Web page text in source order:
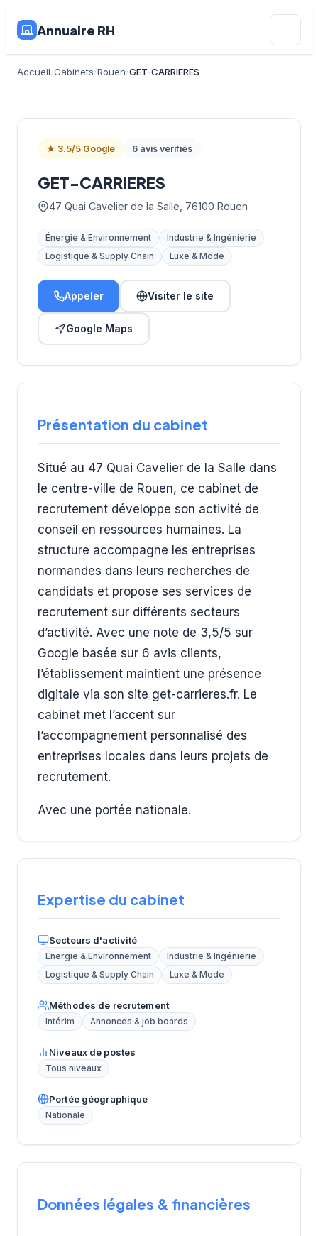
Annuaire RH
Accueil Cabinets Rouen GET-CARRIERES
★ 3.5/5 Google 6 avis vérifiés
GET-CARRIERES
47 Quai Cavelier de la Salle, 76100 Rouen
Énergie & Environnement
Industrie & Ingénierie
Logistique & Supply Chain
Luxe & Mode
Appeler Visiter le site
Google Maps
Présentation du cabinet
Situé au 47 Quai Cavelier de la Salle dans
le centre-ville de Rouen, ce cabinet de
recrutement développe son activité de
conseil en ressources humaines. La
structure accompagne les entreprises
normandes dans leurs recherches de
candidats et propose ses services de
recrutement sur différents secteurs
d’activité. Avec une note de 3,5/5 sur
Google basée sur 6 avis clients,
l’établissement maintient une présence
digitale via son site get-carrieres.fr. Le
cabinet met l’accent sur
l’accompagnement personnalisé des
entreprises locales dans leurs projets de
recrutement.
Avec une portée nationale.
Expertise du cabinet
Secteurs d'activité
Énergie & Environnement
Industrie & Ingénierie
Logistique & Supply Chain
Luxe & Mode
Méthodes de recrutement
Intérim Annonces & job boards
Niveaux de postes
Tous niveaux
Portée géographique
Nationale
Données légales & financières